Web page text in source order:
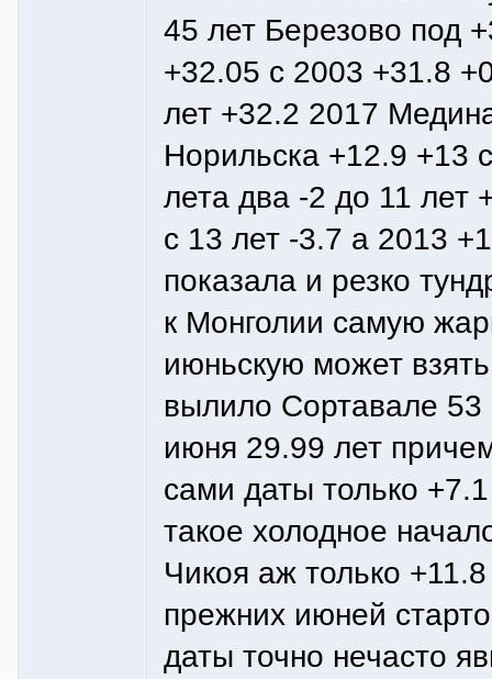
45 лет Березово под
+32.05 с 2003 +31.8
лет +32.2 2017
Норильска +12.9 +13
лета два -2 до 11 лет
с 13 лет -3.7 а 2013
показала и резко
к Монголии самую
июньскую может
вылило Сортавале
июня 29.99 лет
сами даты только
такое холодное
Чикоя аж только
прежних июней
даты точно нечасто